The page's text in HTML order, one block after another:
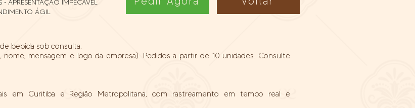
APRESENTAÇÃO IMPECÁVEL
ÁGIL
bebida sob consulta.
nome, mensagem e logo da empresa). Pedidos a partir de 10 unidades. Consulte
em Curitiba e Região Metropolitana, com rastreamento em tempo real e